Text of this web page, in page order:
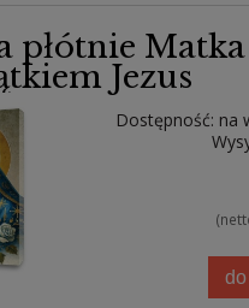
płótnie
Jezus
Dostępność: na